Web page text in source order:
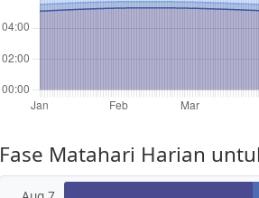
Fase Matahari Harian